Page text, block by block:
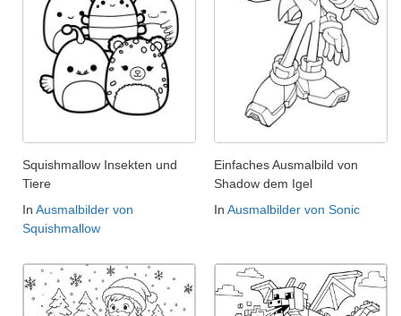
Squishmallow Insekten und
Tiere
In Ausmalbilder von
Squishmallow
Einfaches Ausmalbild von
Shadow dem Igel
In Ausmalbilder von Sonic